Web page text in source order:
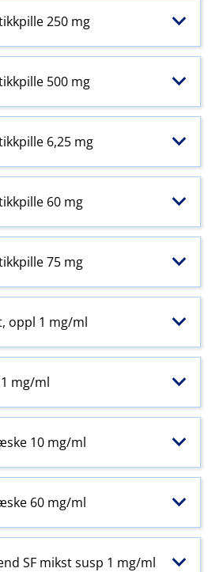
250 mg
500 mg
6,25 mg
60 mg
75 mg
oppl 1 mg/ml
mg/ml
10 mg/ml
60 mg/ml
SF mikst susp 1 mg/ml